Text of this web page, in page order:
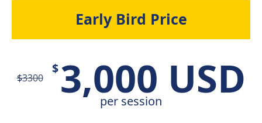
Early Bird Price
$3300
$ 3,000 USD
per session